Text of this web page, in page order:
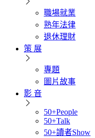
職場就業
熟年法律
退休理財
策 展
專題
圖片故事
影 音
50+People
50+Talk
50+讀者Show